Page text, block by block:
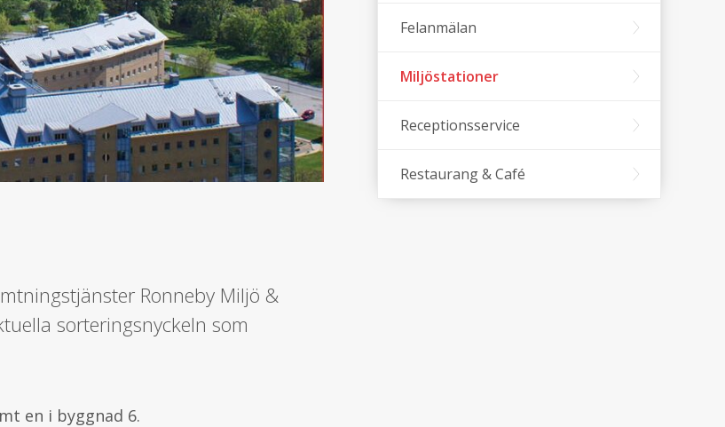
Ronneby Miljö &
sorteringsnyckeln som
en i byggnad 6.
Felanmälan
Miljöstationer
Receptionsservice
Restaurang & Café